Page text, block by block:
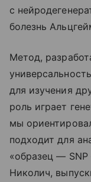
с
болезнь
Метод,
для изучения
роль играет
мы
подходит для
«образец —
Николич,